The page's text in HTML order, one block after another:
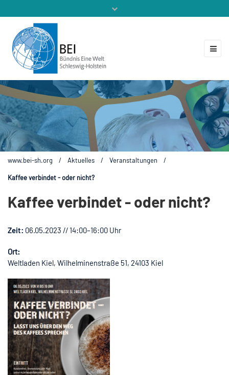
Mitglieder
www.bei-sh.org / Aktuelles / Veranstaltungen /
Kaffee verbindet - oder nicht?
Kaffee verbindet - oder nicht?
Zeit: 06.05.2023 // 14:00–16:00 Uhr
Ort:
Weltladen Kiel, Wilhelminenstraße 51, 24103 Kiel